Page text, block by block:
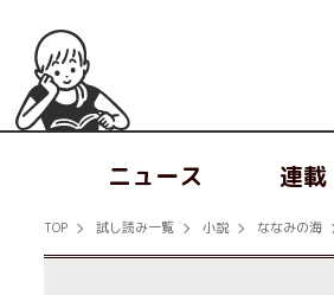
ニュース 連載
TOP 試し読み一覧 小説 ななみの海